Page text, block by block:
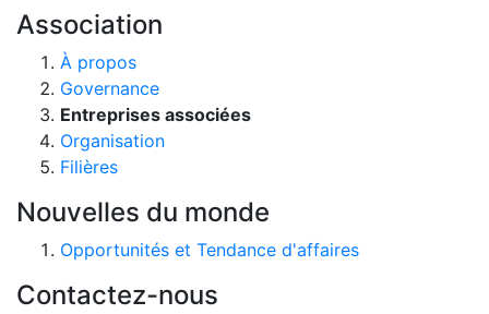
Association
À propos
Governance
Entreprises associées
Organisation
Filières
Nouvelles du monde
Opportunités et Tendance d'affaires
Contactez-nous